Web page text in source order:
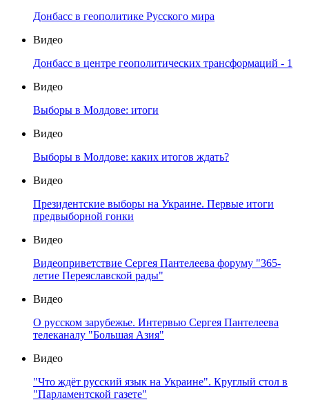
Донбасс в геополитике Русского мира
Видео
Донбасс в центре геополитических трансформаций - 1
Видео
Выборы в Молдове: итоги
Видео
Выборы в Молдове: каких итогов ждать?
Видео
Президентские выборы на Украине. Первые итоги
предвыборной гонки
Видео
Видеоприветствие Сергея Пантелеева форуму "365-
летие Переяславской рады"
Видео
О русском зарубежье. Интервью Сергея Пантелеева
телеканалу "Большая Азия"
Видео
"Что ждёт русский язык на Украине". Круглый стол в
"Парламентской газете"